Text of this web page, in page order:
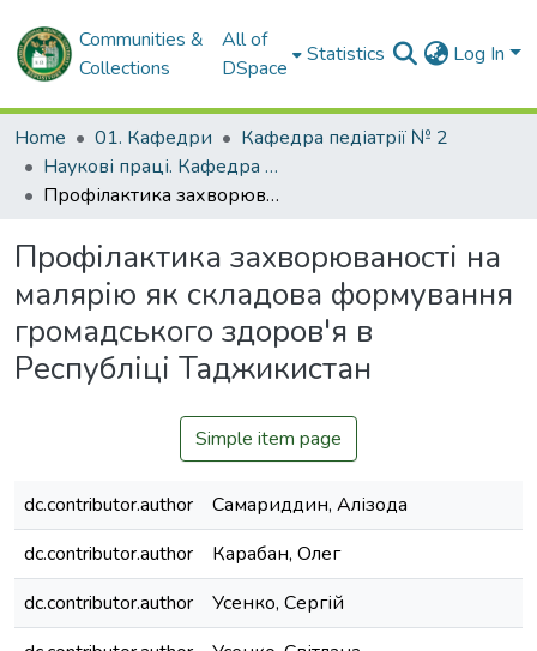
Communities &
Collections
All of
DSpace
Statistics Log In
Home 01. Кафедри
Кафедра педіатрії № 2
Наукові праці. Кафедра педіатрії № 2
Профілактика захворюваності на малярію як складова формування громадського здоров'я в Республіці Таджикистан
Профілактика захворюваності на
малярію як складова формування
громадського здоров'я в
Республіці Таджикистан
Simple item page
dc.contributor.author
Самариддин, Алізода
dc.contributor.author
Карабан, Олег
dc.contributor.author
Усенко, Сергій